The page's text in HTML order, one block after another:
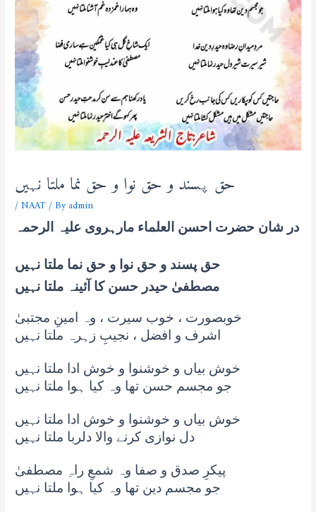
حق پسند و حق نوا و حق نما ملتا نہیں
/NAAT/ Byadmin
در شان حضرت احسن العلماء مارہروی علیہ الرحمہ
حق پسند و حق نوا و حق نما ملتا نہیں
مصطفیٰ حیدر حسن کا آئینہ ملتا نہیں
خوبصورت ، خوب سیرت ، وہ امینِ مجتبیٰ
اشرف و افضل ، نجیبِ زہرہ ملتا نہیں
خوش بیاں و خوشنوا و خوش ادا ملتا نہیں
جو مجسم حسن تھا وہ کیا ہوا ملتا نہیں
خوش بیاں و خوشنوا و خوش ادا ملتا نہیں
دل نوازی کرنے والا دلربا ملتا نہیں
پیکرِ صدق و صفا وہ شمعِ راہِ مصطفیٰ
جو مجسم دین تھا وہ کیا ہوا ملتا نہیں